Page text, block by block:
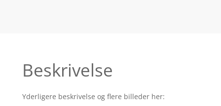
Beskrivelse
Yderligere beskrivelse og flere billeder her: